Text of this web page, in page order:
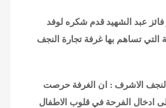
عبد الشهيد قدم شكره لوفد
التي تساهم بها غرفة تجارة النجف
الاشرف : ان الغرفة حرصت
ادخال الفرحة في قلوب الاطفال